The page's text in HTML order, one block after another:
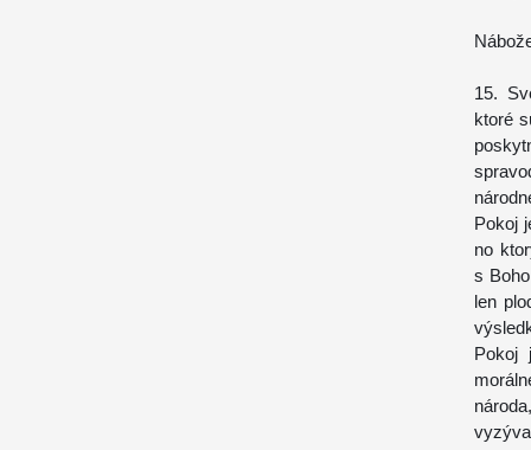
15.
ktoré
Pokoj
no
s
len
Pokoj